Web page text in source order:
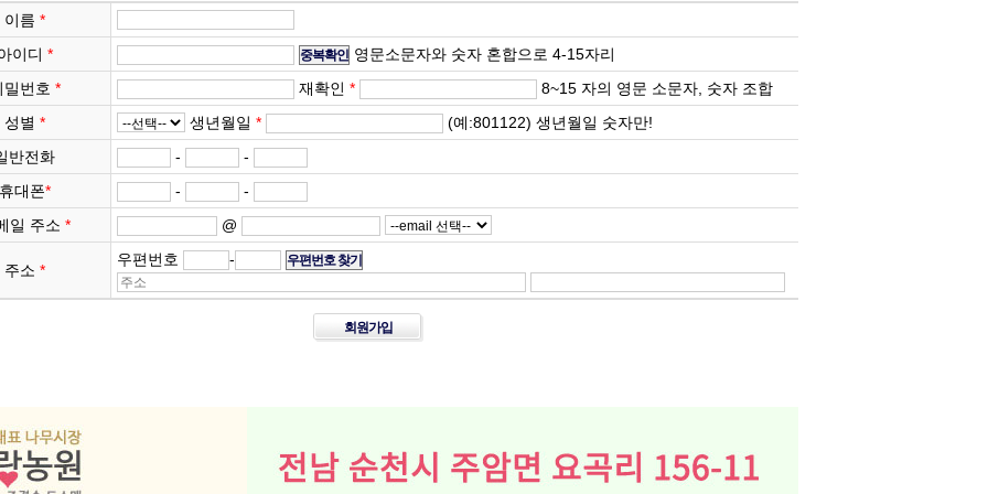
이름 *
이디 *
영문소문자와 숫자 혼합으로 4-15자리
밀번호 * 재확인 *
8~15 자의 영문 소문자, 숫자 조합
성별 * 생년월일 *
(예:801122) 생년월일 숫자만!
반전화
-
-
대폰* -
-
일 주소 * @
주소 *
우편번호 -